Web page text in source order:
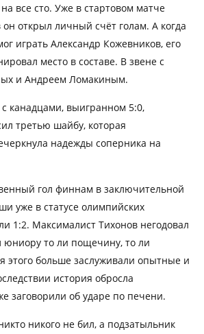
все сто. Уже в стартовом матче
открыл личный счёт голам. А когда
играть Александр Кожевников, его
место в составе. В звене с
и Андреем Ломакиным.
канадцами, выигранном 5:0,
третью шайбу, которая
надежды соперника на
гол финнам в заключительной
уже в статусе олимпийских
1:2. Максималист Тихонов негодовал
юниору то ли пощечину, то ли
этого больше заслуживали опытные и
история обросла
заговорили об ударе по печени.
никого не бил, а подзатыльник